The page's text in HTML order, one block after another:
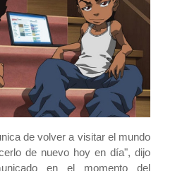
de volver a visitar el mundo
de nuevo hoy en día", dijo
en el momento del